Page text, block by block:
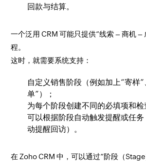
回款与结算。
一个泛用 CRM 可能只提供“线索 – 商机 –
程。
这时，就需要系统支持：
自定义销售阶段（例如加上“寄样
单”）；
为每个阶段创建不同的必填项和检
可以根据阶段自动触发提醒或任务
动提醒回访）。
在 Zoho CRM 中，可以通过“阶段（